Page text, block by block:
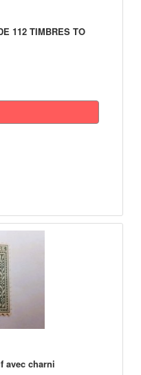
112 TIMBRES TO
avec charni